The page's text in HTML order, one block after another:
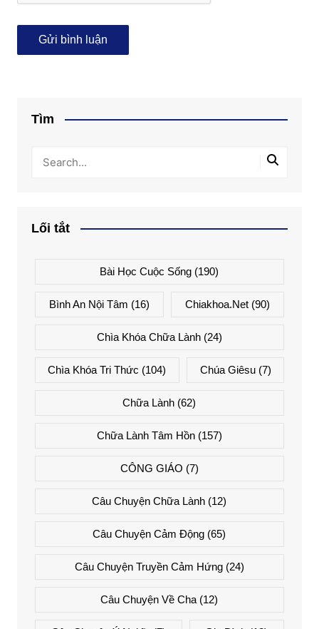
Tìm
Lối tắt
Bài Học Cuộc Sống (190)
Bình An Nội Tâm (16) Chiakhoa.net (90)
Chìa Khóa Chữa Lành(24)
Chìa Khóa Tri Thức (104) Chúa Giêsu(7)
Chữa Lành (62)
Chữa Lành Tâm Hồn(157)
CÔNG GIÁO (7)
Câu Chuyện Chữa Lành (12)
Câu Chuyện Cảm Động (65)
Câu Chuyện Truyền Cảm Hứng(24)
Câu Chuyện Về Cha (12)